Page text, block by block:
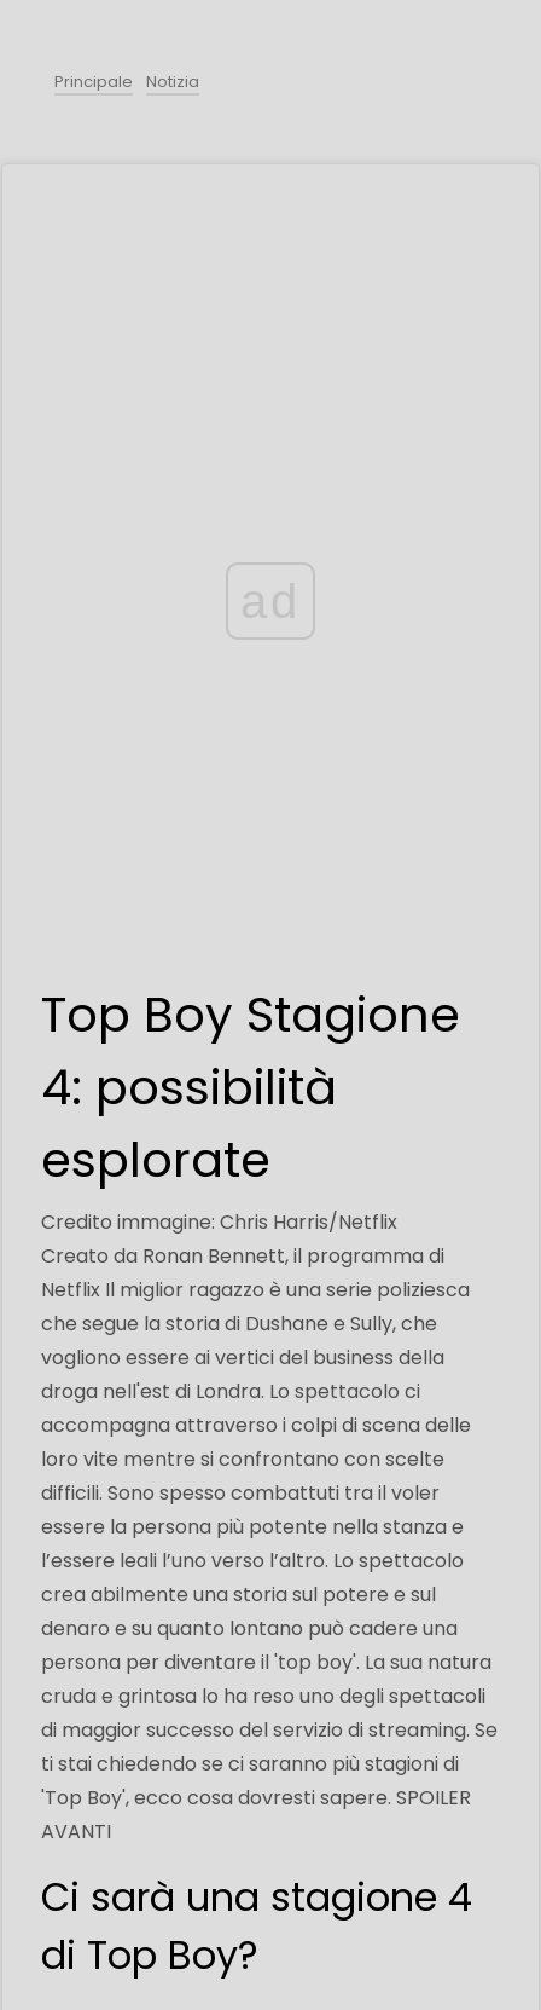
Principale Notizia
ad
Top Boy Stagione
4: possibilità
esplorate
Credito immagine: Chris Harris/Netflix
Creato da Ronan Bennett, il programma di
Netflix Il miglior ragazzo è una serie poliziesca
che segue la storia di Dushane e Sully, che
vogliono essere ai vertici del business della
droga nell'est di Londra. Lo spettacolo ci
accompagna attraverso i colpi di scena delle
loro vite mentre si confrontano con scelte
difficili. Sono spesso combattuti tra il voler
essere la persona più potente nella stanza e
l’essere leali l’uno verso l’altro. Lo spettacolo
crea abilmente una storia sul potere e sul
denaro e su quanto lontano può cadere una
persona per diventare il 'top boy'. La sua natura
cruda e grintosa lo ha reso uno degli spettacoli
di maggior successo del servizio di streaming. Se
ti stai chiedendo se ci saranno più stagioni di
'Top Boy', ecco cosa dovresti sapere. SPOILER
AVANTI
Ci sarà una stagione 4
di Top Boy?